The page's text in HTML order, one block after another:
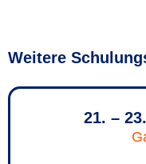
Weitere
21. –